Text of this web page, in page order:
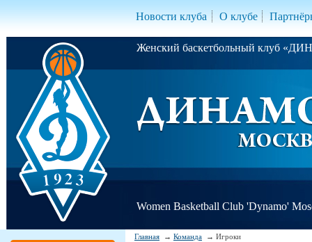
Новости клуба О клубе
Женский баскетбольный клуб
Women Basketball Club 'Dynamo'
Главная Команда Игроки